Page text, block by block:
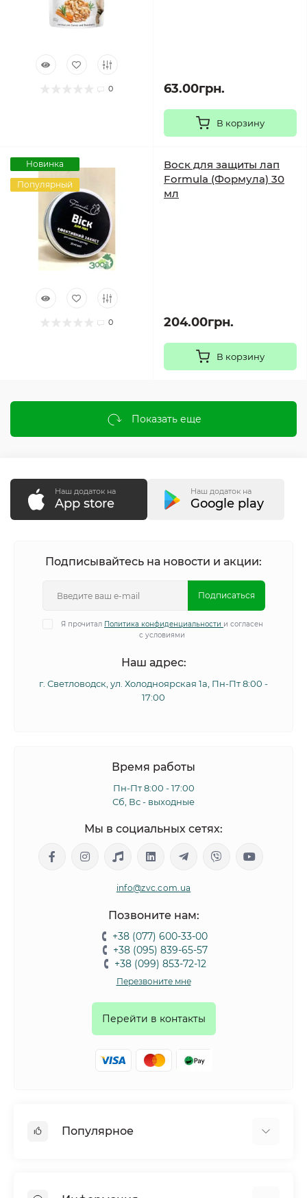
0 63.00грн.
В корзину
Новинка
Популярный
0
Воск для защиты лап
Formula (Формула) 30
мл
204.00грн.
В корзину
Показать еще
Наш додаток на
App store
Наш додаток на
Google play
Подписывайтесь на новости и акции:
Подписаться
Я прочитал Политика конфиденциальности и согласен
с условиями
Наш адрес:
г. Светловодск, ул. Холодноярская 1а, Пн-Пт 8:00 -
17:00
Время работы
Пн-Пт 8:00 - 17:00
Сб, Вс - выходные
Мы в социальных сетях:
info@zvc.com.ua
Позвоните нам:
+38 (077) 600-33-00
+38 (095) 839-65-57
+38 (099) 853-72-12
Перезвоните мне
Перейти в контакты
Популярное